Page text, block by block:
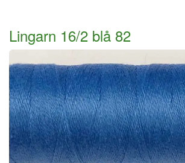
Lingarn 16/2 blå 82